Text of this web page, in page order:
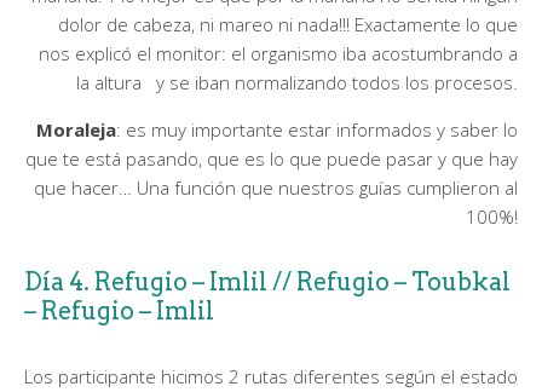
dolor de cabeza, ni mareo ni nada!!! Exactamente lo que
nos explicó el monitor: el organismo iba acostumbrando a
la altura y se iban normalizando todos los procesos.
Moraleja: es muy importante estar informados y saber lo
que te está pasando, que es lo que puede pasar y que hay
que hacer… Una función que nuestros guías cumplieron al
100%!
Día 4. Refugio – Imlil // Refugio – Toubkal
– Refugio – Imlil
Los participante hicimos 2 rutas diferentes según el estado